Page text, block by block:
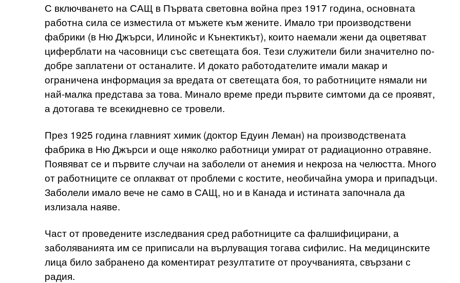
С включването на САЩ в Първата световна война през 1917 година, основната
работна сила се изместила от мъжете към жените. Имало три производствени
фабрики (в Ню Джърси, Илинойс и Кънектикът), които наемали жени да оцветяват
циферблати на часовници със светещата боя. Тези служители били значително по-
добре заплатени от останалите. И докато работодателите имали макар и
ограничена информация за вредата от светещата боя, то работниците нямали ни
най-малка представа за това. Минало време преди първите симтоми да се проявят,
а дотогава те всекидневно се тровели.
През 1925 година главният химик (доктор Едуин Леман) на производствената
фабрика в Ню Джърси и още няколко работници умират от радиационно отравяне.
Появяват се и първите случаи на заболели от анемия и некроза на челюстта. Много
от работниците се оплакват от проблеми с костите, необичайна умора и припадъци.
Заболели имало вече не само в САЩ, но и в Канада и истината започнала да
излизала наяве.
Част от проведените изследвания сред работниците са фалшифицирани, а
заболяванията им се приписали на върлуващия тогава сифилис. На медицинските
лица било забранено да коментират резултатите от проучванията, свързани с
радия.